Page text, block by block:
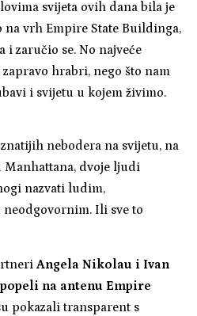
svijeta ovih dana bila je
na vrh Empire State Buildinga,
i zaručio se. No najveće
hrabri, nego što nam
i svijetu u kojem živimo.
nebodera na svijetu, na
Manhattana, dvoje ljudi
nazvati ludim,
Ili sve to
Angela Nikolau i Ivan
na antenu Empire
pokazali transparent s